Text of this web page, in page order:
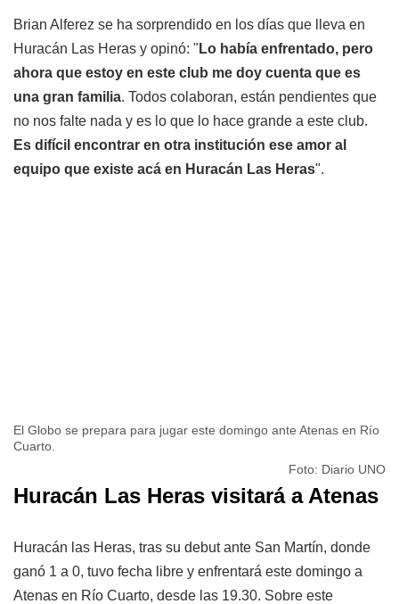
Brian Alferez se ha sorprendido en los días que lleva en
Huracán Las Heras y opinó: " Lo había enfrentado, pero
ahora que estoy en este club me doy cuenta que es
una gran familia. Todos colaboran, están pendientes que
no nos falte nada y es lo que lo hace grande a este club.
Es difícil encontrar en otra institución ese amor al
equipo que existe acá en Huracán Las Heras".
El Globo se prepara para jugar este domingo ante Atenas en Río
Cuarto.
Foto: Diario UNO
Huracán Las Heras visitará a Atenas
Huracán las Heras, tras su debut ante San Martín, donde
ganó 1 a 0, tuvo fecha libre y enfrentará este domingo a
Atenas en Río Cuarto, desde las 19.30. Sobre este